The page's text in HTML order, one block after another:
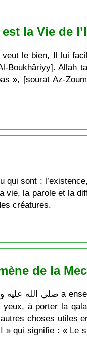
la Vie de
le bien, Il lui
Allāh
», [sourat Az-
sont :
vie, la parole et la
créatures.
de la
à porter la
choses utiles